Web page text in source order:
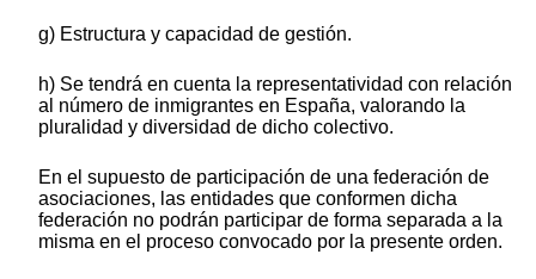
g) Estructura y capacidad de gestión.
h) Se tendrá en cuenta la representatividad con relación
al número de inmigrantes en España, valorando la
pluralidad y diversidad de dicho colectivo.
En el supuesto de participación de una federación de
asociaciones, las entidades que conformen dicha
federación no podrán participar de forma separada a la
misma en el proceso convocado por la presente orden.